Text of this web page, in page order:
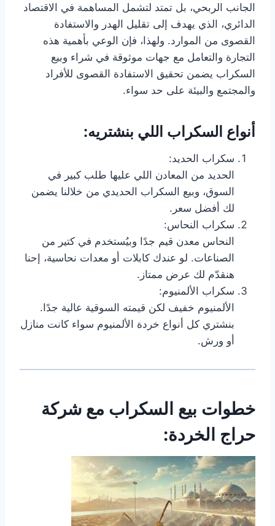
الجانب الربحي، بل تمتد لتشمل المساهمة في الاقتصاد
الدائري، الذي يهدف إلى تقليل الهدر والاستفادة
القصوى من الموارد. ولهذا، فإن الوعي بأهمية هذه
التجارة والتعامل مع جهات موثوقة في شراء وبيع
السكراب يضمن تحقيق الاستفادة القصوى للأفراد
والمجتمع والبيئة على حد سواء.
أنواع السكراب اللي بنشتريه:
سكراب الحديد:
الحديد من المعادن اللي عليها طلب كبير في
السوق، وبيع السكراب الحديدي من خلالنا يضمن
لك أفضل سعر.
سكراب النحاس:
النحاس معدن قيم جدًا وبيُستخدم في كتير من
الصناعات. لو عندك كابلات أو معدات نحاسية، إحنا
هنقدّم لك عرض ممتاز.
سكراب الألمنيوم:
الألمنيوم خفيف لكن قيمته السوقية عالية جدًا.
بنشتري كل أنواع خردة الألمنيوم سواء كانت منازل
أو ورش.
خطوات بيع السكراب مع شركة
حراج الخردة: